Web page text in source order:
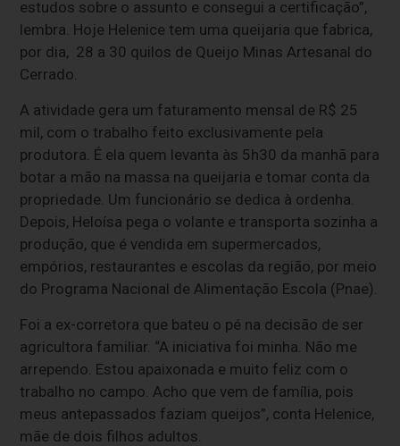
estudos sobre o assunto e consegui a certificação”,
lembra. Hoje Helenice tem uma queijaria que fabrica,
por dia, 28 a 30 quilos de Queijo Minas Artesanal do
Cerrado.
A atividade gera um faturamento mensal de R$ 25
mil, com o trabalho feito exclusivamente pela
produtora. É ela quem levanta às 5h30 da manhã para
botar a mão na massa na queijaria e tomar conta da
propriedade. Um funcionário se dedica à ordenha.
Depois, Heloísa pega o volante e transporta sozinha a
produção, que é vendida em supermercados,
empórios, restaurantes e escolas da região, por meio
do Programa Nacional de Alimentação Escola (Pnae).
Foi a ex-corretora que bateu o pé na decisão de ser
agricultora familiar. “A iniciativa foi minha. Não me
arrependo. Estou apaixonada e muito feliz com o
trabalho no campo. Acho que vem de família, pois
meus antepassados faziam queijos”, conta Helenice,
mãe de dois filhos adultos.